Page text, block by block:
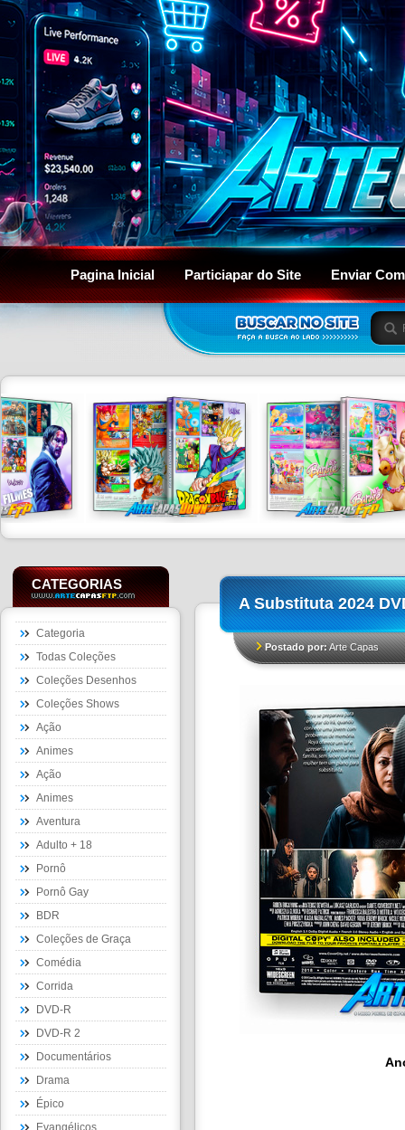
Pagina Inicial Particiapar do Site Enviar
CATEGORIAS
Categoria
Todas Coleções
Coleções Desenhos
Coleções Shows
Ação
Animes
Ação
Animes
Aventura
Adulto + 18
Pornô
Pornô Gay
BDR
Coleções de Graça
Comédia
Corrida
DVD-R
DVD-R 2
Documentários
Drama
Épico
Evangélicos
A Substituta 2024
Postado por:Arte Capas